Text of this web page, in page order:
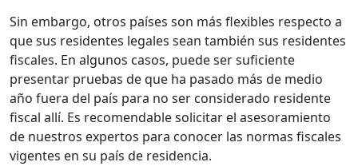
Sin embargo, otros países son más flexibles respecto a
que sus residentes legales sean también sus residentes
fiscales. En algunos casos, puede ser suficiente
presentar pruebas de que ha pasado más de medio
año fuera del país para no ser considerado residente
fiscal allí. Es recomendable solicitar el asesoramiento
de nuestros expertos para conocer las normas fiscales
vigentes en su país de residencia.